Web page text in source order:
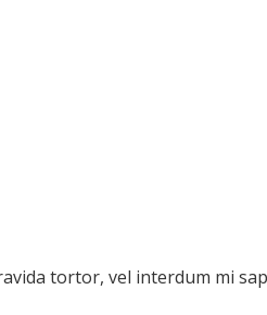
tortor, vel interdum mi